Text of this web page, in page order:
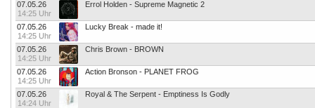
07.05.26
14:25 Uhr
Errol Holden - Supreme Magnetic 2
07.05.26
14:25 Uhr
Lucky Break - made it!
07.05.26
14:25 Uhr
Chris Brown - BROWN
07.05.26
14:25 Uhr
Action Bronson - PLANET FROG
07.05.26
14:24 Uhr
Royal & The Serpent - Emptiness Is Godly